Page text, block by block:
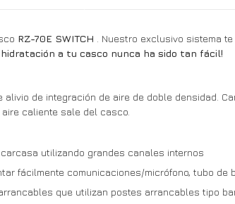
RZ-70E SWITCH
. Nuestro exclusivo sistema
hidratación a tu casco nunca ha sido tan fácil!
alivio de integración de aire de doble densidad.
caliente sale del casco.
utilizando grandes canales internos
fácilmente comunicaciones/micrófono, tubo de
que utilizan postes arrancables tipo